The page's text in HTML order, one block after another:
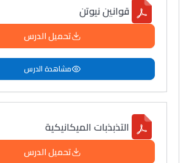
قوانين نيوتن
تحميل الدرس
مشاهدة الدرس
التذبذبات الميكانيكية
تحميل الدرس